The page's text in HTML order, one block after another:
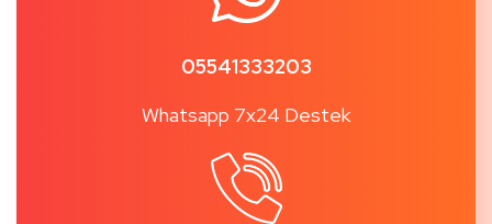
05541333203
Whatsapp 7x24 Destek